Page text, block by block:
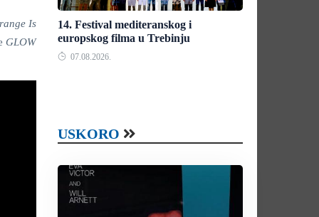
Is
GLOW
14. Festival mediteranskog i
europskog filma u Trebinju
07.08.2026.
USKORO